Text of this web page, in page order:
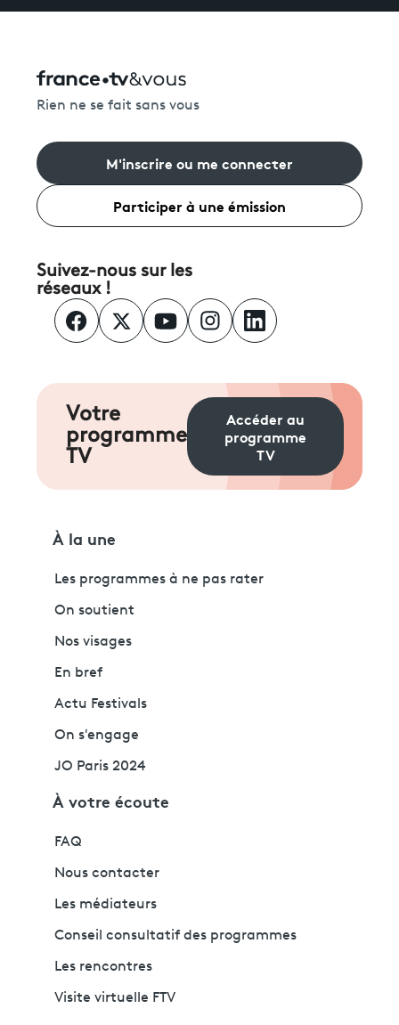
Rien ne se fait sans vous
M'inscrire ou me connecter
Participer à une émission
Suivez-nous sur les
réseaux !
Votre
programme
TV
Accéder au
programme
TV
À la une
Les programmes à ne pas rater
On soutient
Nos visages
En bref
Actu Festivals
On s'engage
JO Paris 2024
À votre écoute
FAQ
Nous contacter
Les médiateurs
Conseil consultatif des programmes
Les rencontres
Visite virtuelle FTV